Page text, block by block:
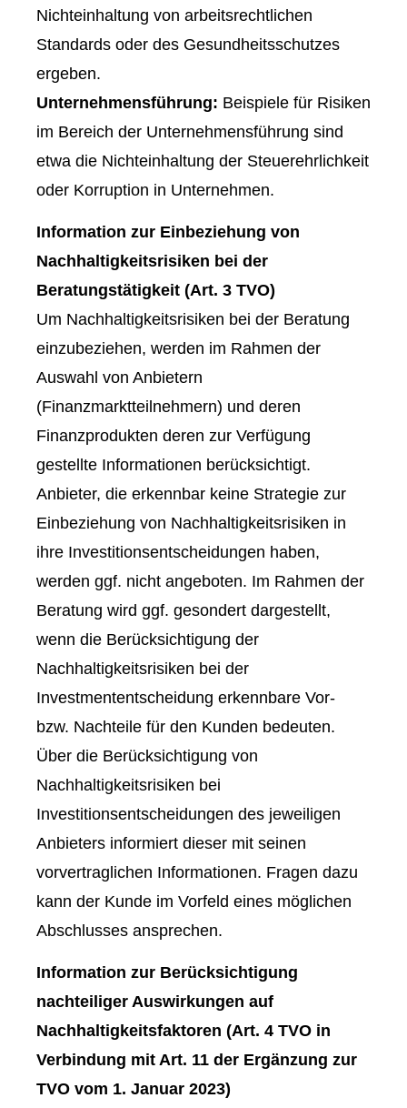
Nichteinhaltung von arbeitsrechtlichen
Standards oder des Gesundheitsschutzes
ergeben.
Unternehmensführung: Beispiele für Risiken
im Bereich der Unternehmensführung sind
etwa die Nichteinhaltung der Steuerehrlichkeit
oder Korruption in Unternehmen.
Information zur Einbeziehung von
Nachhaltigkeitsrisiken bei der
Beratungstätigkeit (Art. 3 TVO)
Um Nachhaltigkeitsrisiken bei der Beratung
einzubeziehen, werden im Rahmen der
Auswahl von Anbietern
(Finanzmarktteilnehmern) und deren
Finanzprodukten deren zur Verfügung
gestellte Informationen berücksichtigt.
Anbieter, die erkennbar keine Strategie zur
Einbeziehung von Nachhaltigkeitsrisiken in
ihre Investitionsentscheidungen haben,
werden ggf. nicht angeboten. Im Rahmen der
Beratung wird ggf. gesondert dargestellt,
wenn die Berücksichtigung der
Nachhaltigkeitsrisiken bei der
Investmententscheidung erkennbare Vor-
bzw. Nachteile für den Kunden bedeuten.
Über die Berücksichtigung von
Nachhaltigkeitsrisiken bei
Investitionsentscheidungen des jeweiligen
Anbieters informiert dieser mit seinen
vorvertraglichen Informationen. Fragen dazu
kann der Kunde im Vorfeld eines möglichen
Abschlusses ansprechen.
Information zur Berücksichtigung
nachteiliger Auswirkungen auf
Nachhaltigkeitsfaktoren (Art. 4 TVO in
Verbindung mit Art. 11 der Ergänzung zur
TVO vom 1. Januar 2023)